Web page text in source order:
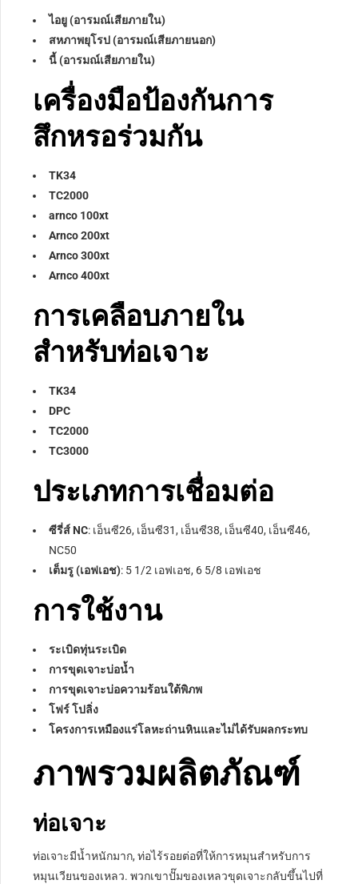
ไอยู (อารมณ์เสียภายใน)
สหภาพยุโรป (อารมณ์เสียภายนอก)
นี้ (อารมณ์เสียภายใน)
เครื่องมือป้องกันการ
สึกหรอร่วมกัน
TK34
TC2000
arnco 100xt
Arnco 200xt
Arnco 300xt
Arnco 400xt
การเคลือบภายใน
สำหรับท่อเจาะ
TK34
DPC
TC2000
TC3000
ประเภทการเชื่อมต่อ
ซีรี่ส์ NC: เอ็นซี26, เอ็นซี31, เอ็นซี38, เอ็นซี40, เอ็นซี46,
NC50
เต็มรู (เอฟเอช): 5 1/2 เอฟเอช, 6 5/8 เอฟเอช
การใช้งาน
ระเบิดทุ่นระเบิด
การขุดเจาะบ่อน้ำ
การขุดเจาะบ่อความร้อนใต้พิภพ
โฟร์ โปลิ่ง
โครงการเหมืองแร่โลหะถ่านหินและไม่ได้รับผลกระทบ
ภาพรวมผลิตภัณฑ์
ท่อเจาะ
ท่อเจาะมีน้ำหนักมาก, ท่อไร้รอยต่อที่ให้การหมุนสำหรับการ
หมุนเวียนของเหลว. พวกเขาปั๊มของเหลวขุดเจาะกลับขึ้นไปที่